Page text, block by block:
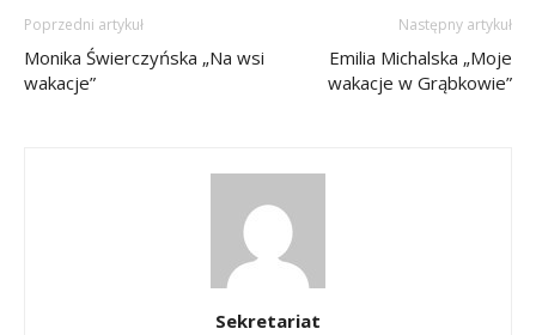
Poprzedni artykuł
Monika Świerczyńska „Na wsi
wakacje”
Następny artykuł
Emilia Michalska „Moje
wakacje w Grąbkowie”
Sekretariat